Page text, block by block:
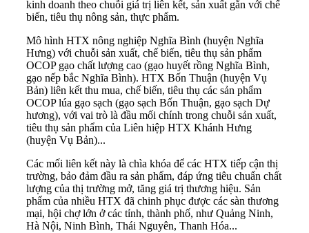
kinh doanh theo chuỗi giá trị liên kết, sản xuất gắn với chế
biến, tiêu thụ nông sản, thực phẩm.
Mô hình HTX nông nghiệp Nghĩa Bình (huyện Nghĩa
Hưng) với chuỗi sản xuất, chế biến, tiêu thụ sản phẩm
OCOP gạo chất lượng cao (gạo huyết rồng Nghĩa Bình,
gạo nếp bắc Nghĩa Bình). HTX Bốn Thuận (huyện Vụ
Bản) liên kết thu mua, chế biến, tiêu thụ các sản phẩm
OCOP lúa gạo sạch (gạo sạch Bốn Thuận, gạo sạch Dự
hương), với vai trò là đầu mối chính trong chuỗi sản xuất,
tiêu thụ sản phẩm của Liên hiệp HTX Khánh Hưng
(huyện Vụ Bản)...
Các mối liên kết này là chìa khóa để các HTX tiếp cận thị
trường, bảo đảm đầu ra sản phẩm, đáp ứng tiêu chuẩn chất
lượng của thị trường mở, tăng giá trị thương hiệu. Sản
phẩm của nhiều HTX đã chinh phục được các sàn thương
mại, hội chợ lớn ở các tỉnh, thành phố, như Quảng Ninh,
Hà Nội, Ninh Bình, Thái Nguyên, Thanh Hóa...